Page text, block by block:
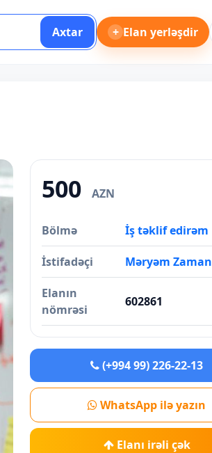
Axtar + Elan yerləşdir
500 AZN
Bölmə İş təklif edirəm
İstifadəçi Məryəm Zaman
Elanın
nömrəsi
602861
(+994 99) 226-22-13
WhatsApp ilə yazın
Elanı irəli çək